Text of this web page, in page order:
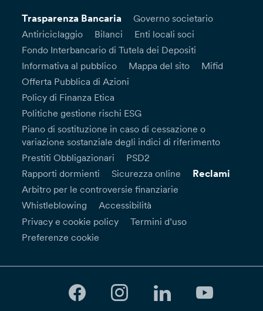
Trasparenza Bancaria
Governo societario
Antiriciclaggio
Bilanci
Enti locali soci
Fondo Interbancario di Tutela dei Depositi
Informativa al pubblico
Mappa del sito
Mifid
Offerta Pubblica di Azioni
Policy di Finanza Etica
Politiche gestione rischi ESG
Piano di sostituzione in caso di cessazione o
variazione sostanziale degli indici di riferimento
Prestiti Obbligazionari
PSD2
Rapporti dormienti
Sicurezza online Reclami
Arbitro per le controversie finanziarie
Whistleblowing
Accessibilità
Privacy e cookie policy
Termini d’uso
Preferenze cookie